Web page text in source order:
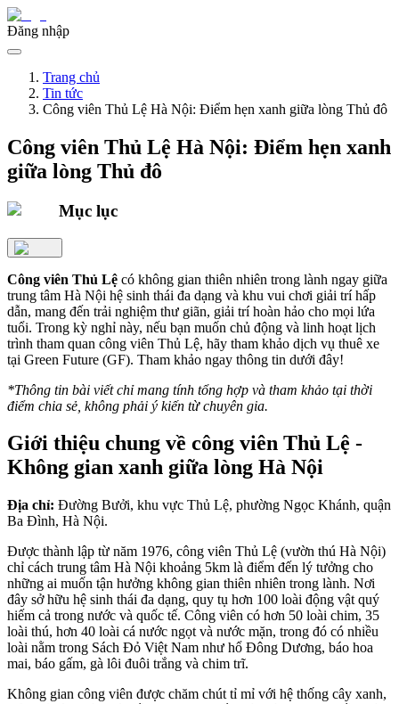
Đăng nhập
Trang chủ
Tin tức
Công viên Thủ Lệ Hà Nội: Điểm hẹn xanh giữa lòng Thủ đô
Công viên Thủ Lệ Hà Nội: Điểm hẹn xanh
giữa lòng Thủ đô
Mục lục
Công viên Thủ Lệ có không gian thiên nhiên trong lành ngay giữa
trung tâm Hà Nội hệ sinh thái đa dạng và khu vui chơi giải trí hấp
dẫn, mang đến trải nghiệm thư giãn, giải trí hoàn hảo cho mọi lứa
tuổi. Trong kỳ nghỉ này, nếu bạn muốn chủ động và linh hoạt lịch
trình tham quan công viên Thủ Lệ, hãy tham khảo dịch vụ thuê xe
tại Green Future (GF). Tham khảo ngay thông tin dưới đây!
*Thông tin bài viết chỉ mang tính tổng hợp và tham khảo tại thời
điểm chia sẻ, không phải ý kiến từ chuyên gia.
Giới thiệu chung về công viên Thủ Lệ -
Không gian xanh giữa lòng Hà Nội
Địa chỉ: Đường Bưởi, khu vực Thủ Lệ, phường Ngọc Khánh, quận
Ba Đình, Hà Nội.
Được thành lập từ năm 1976, công viên Thủ Lệ (vườn thú Hà Nội)
chỉ cách trung tâm Hà Nội khoảng 5km là điểm đến lý tưởng cho
những ai muốn tận hưởng không gian thiên nhiên trong lành. Nơi
đây sở hữu hệ sinh thái đa dạng, quy tụ hơn 100 loài động vật quý
hiếm cả trong nước và quốc tế. Công viên có hơn 50 loài chim, 35
loài thú, hơn 40 loài cá nước ngọt và nước mặn, trong đó có nhiều
loài nằm trong Sách Đỏ Việt Nam như hổ Đông Dương, báo hoa
mai, báo gấm, gà lôi đuôi trắng và chim trĩ.
Không gian công viên được chăm chút tỉ mỉ với hệ thống cây xanh,